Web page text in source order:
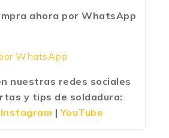
ahora por WhatsApp
WhatsApp
nuestras redes sociales
y tips de soldadura:
Instagram |YouTube